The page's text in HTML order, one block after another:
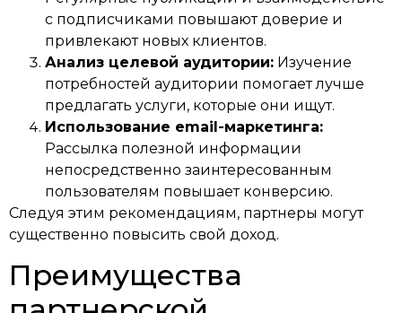
с подписчиками повышают доверие и
привлекают новых клиентов.
Анализ целевой аудитории: Изучение
потребностей аудитории помогает лучше
предлагать услуги, которые они ищут.
Использование email-маркетинга:
Рассылка полезной информации
непосредственно заинтересованным
пользователям повышает конверсию.
Следуя этим рекомендациям, партнеры могут
существенно повысить свой доход.
Преимущества